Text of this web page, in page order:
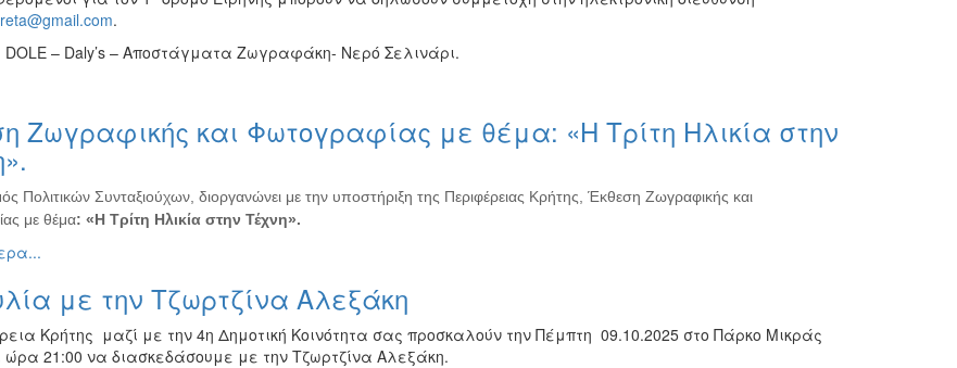
.
– Daly’s – Αποστάγματα Ζωγραφάκη- Νερό Σελινάρι.
Ζωγραφικής και Φωτογραφίας με θέμα: «Η Τρίτη Ηλικία στην
Πολιτικών Συνταξιούχων, διοργανώνει με την υποστήριξη της Περιφέρειας Κρήτης, Έκθεση Ζωγραφικής και
με θέμα: «Η Τρίτη Ηλικία στην Τέχνη».
με την Τζωρτζίνα Αλεξάκη
Κρήτης μαζί με την 4η Δημοτική Κοινότητα σας προσκαλούν την Πέμπτη 09.10.2025 στο Πάρκο Μικράς
ώρα 21:00 να διασκεδάσουμε με την Τζωρτζίνα Αλεξάκη.